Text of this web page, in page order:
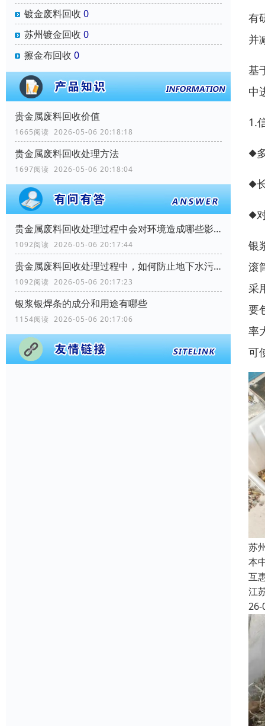
镀金废料回收 0
苏州镀金回收 0
擦金布回收 0
贵金属废料回收价值
1665阅读 2026-05-06 20:18:18
贵金属废料回收处理方法
1697阅读 2026-05-06 20:18:04
贵金属废料回收处理过程中会对环境造成哪些影响？
1092阅读 2026-05-06 20:17:44
贵金属废料回收处理过程中，如何防止地下水污染？
1092阅读 2026-05-06 20:17:23
银浆银焊条的成分和用途有哪些
1154阅读 2026-05-06 20:17:06
有
并
基
中
1.
◆
◆
◆
银
滚
采
要
率
可
苏
本
互
江
26-